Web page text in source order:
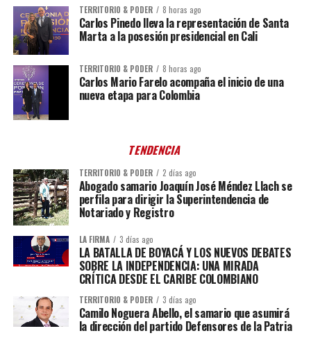
TERRITORIO & PODER 8 horas ago
Carlos Pinedo lleva la representación de Santa
Marta a la posesión presidencial en Cali
TERRITORIO & PODER 8 horas ago
Carlos Mario Farelo acompaña el inicio de una
nueva etapa para Colombia
TENDENCIA
TERRITORIO & PODER 2 días ago
Abogado samario Joaquín José Méndez Llach se
perfila para dirigir la Superintendencia de
Notariado y Registro
LA FIRMA 3 días ago
LA BATALLA DE BOYACÁ Y LOS NUEVOS DEBATES
SOBRE LA INDEPENDENCIA: UNA MIRADA
CRÍTICA DESDE EL CARIBE COLOMBIANO
TERRITORIO & PODER 3 días ago
Camilo Noguera Abello, el samario que asumirá
la dirección del partido Defensores de la Patria